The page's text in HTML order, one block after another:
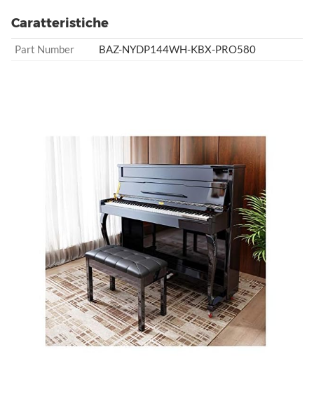
Caratteristiche
Part Number BAZ-NYDP144WH-KBX-PRO580